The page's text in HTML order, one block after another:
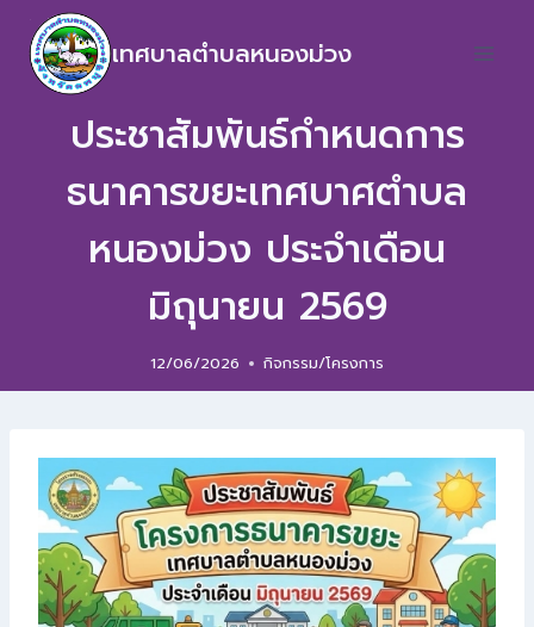
เทศบาลตำบลหนองม่วง
ประชาสัมพันธ์กำหนดการ
ธนาคารขยะเทศบาศตำบล
หนองม่วง ประจำเดือน
มิถุนายน 2569
12/06/2026 กิจกรรม/โครงการ